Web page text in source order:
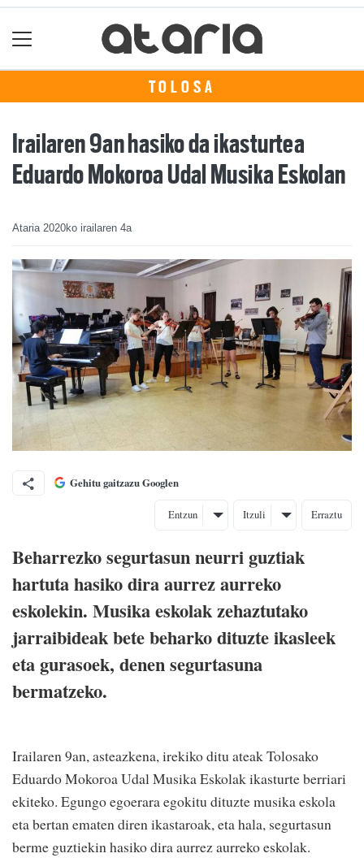
TOLOSA
Irailaren 9an hasiko da ikasturtea
Eduardo Mokoroa Udal Musika Eskolan
Ataria 2020ko irailaren 4a
Gehitu gaitzazu Googlen
Entzun Itzuli Erraztu
Beharrezko segurtasun neurri guztiak
hartuta hasiko dira aurrez aurreko
eskolekin. Musika eskolak zehaztutako
jarraibideak bete beharko dituzte ikasleek
eta gurasoek, denen segurtasuna
bermatzeko.
Irailaren 9an, asteazkena, irekiko ditu ateak Tolosako
Eduardo Mokoroa Udal Musika Eskolak ikasturte berriari
ekiteko. Egungo egoerara egokitu dituzte musika eskola
eta bertan ematen diren ikastaroak, eta hala, segurtasun
berme guztiekin hasiko dira aurrez aurreko eskolak.